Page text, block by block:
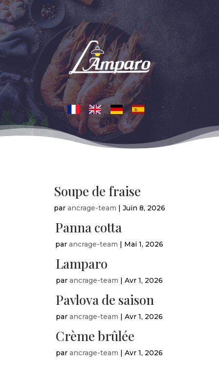
Soupe de fraise
par ancrage-team | Juin 8, 2026
Panna cotta
parancrage-team | Mai 1, 2026
Lamparo
parancrage-team |Avr 1, 2026
Pavlova de saison
parancrage-team |Avr 1, 2026
Crème brûlée
parancrage-team |Avr 1, 2026